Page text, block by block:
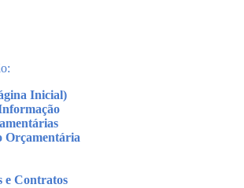
Inicial)
Orçamentária
e Contratos